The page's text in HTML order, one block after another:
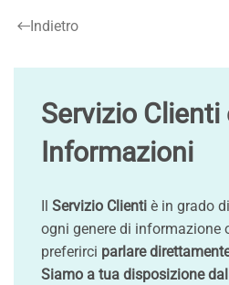
Indietro
Servizio Clienti
Informazioni
Servizio Clienti è in grado
ogni genere di informazione
preferirci parlare
Siamo a tua disposizione